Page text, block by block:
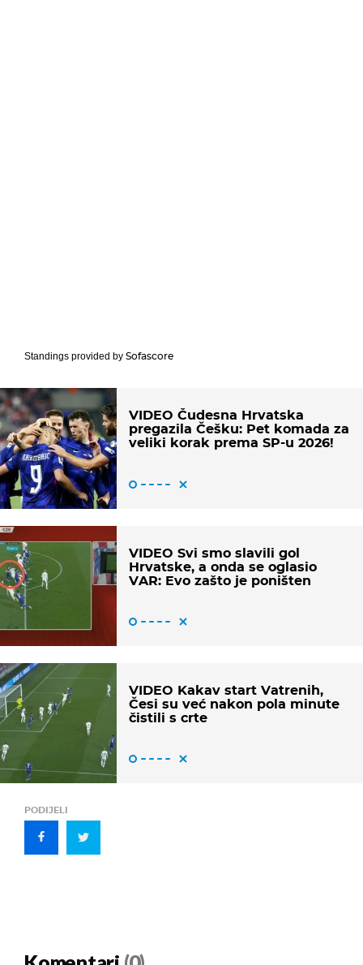
Standings provided by Sofascore
VIDEO Čudesna Hrvatska
pregazila Češku: Pet komada za
veliki korak prema SP-u 2026!
VIDEO Svi smo slavili gol
Hrvatske, a onda se oglasio
VAR: Evo zašto je poništen
VIDEO Kakav start Vatrenih,
Česi su već nakon pola minute
čistili s crte
PODIJELI